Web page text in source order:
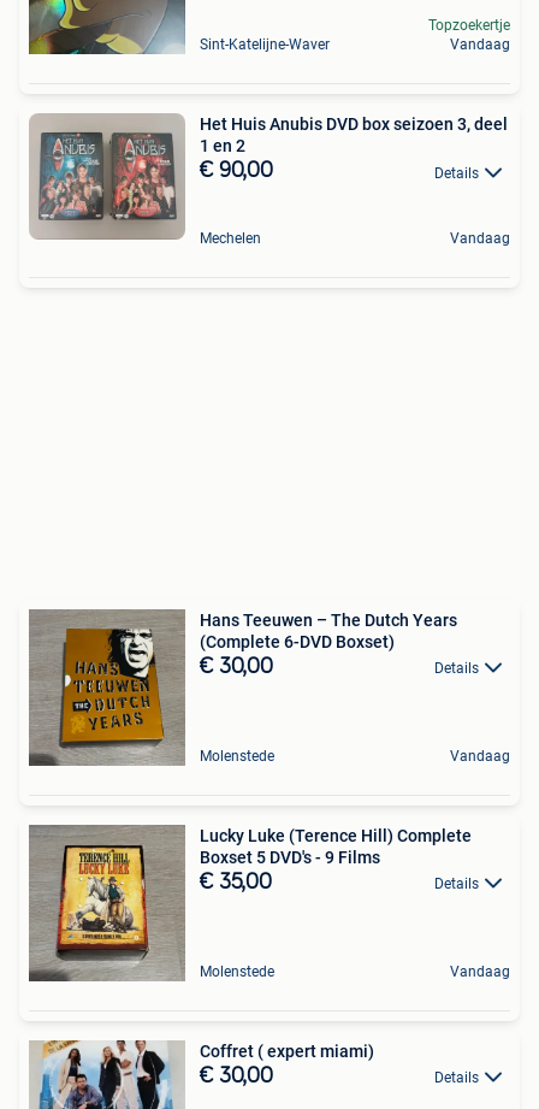
Sint-Katelijne-Waver
Topzoekertje
Vandaag
Het Huis Anubis DVD box seizoen 3, deel
1 en 2
€ 90,00 Details
Mechelen Vandaag
Hans Teeuwen – The Dutch Years
(Complete 6-DVD Boxset)
€ 30,00 Details
Molenstede Vandaag
Lucky Luke (Terence Hill) Complete
Boxset 5 DVD's - 9 Films
€ 35,00 Details
Molenstede Vandaag
Coffret ( expert miami)
€ 30,00 Details